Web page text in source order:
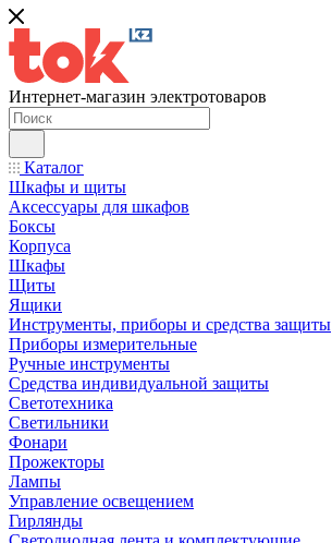
Интернет-магазин электротоваров
Каталог
Шкафы и щиты
Аксессуары для шкафов
Боксы
Корпуса
Шкафы
Щиты
Ящики
Инструменты, приборы и средства защиты
Приборы измерительные
Ручные инструменты
Средства индивидуальной защиты
Светотехника
Светильники
Фонари
Прожекторы
Лампы
Управление освещением
Гирлянды